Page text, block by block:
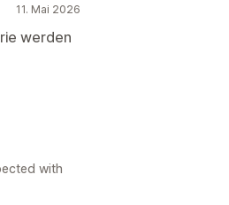
11. Mai 2026
werden
with